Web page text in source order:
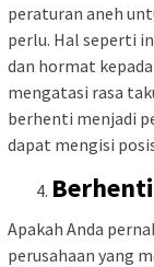
peraturan aneh
perlu. Hal seperti
dan hormat
mengatasi rasa
berhenti menjadi
dapat mengisi
Apakah Anda
perusahaan yang